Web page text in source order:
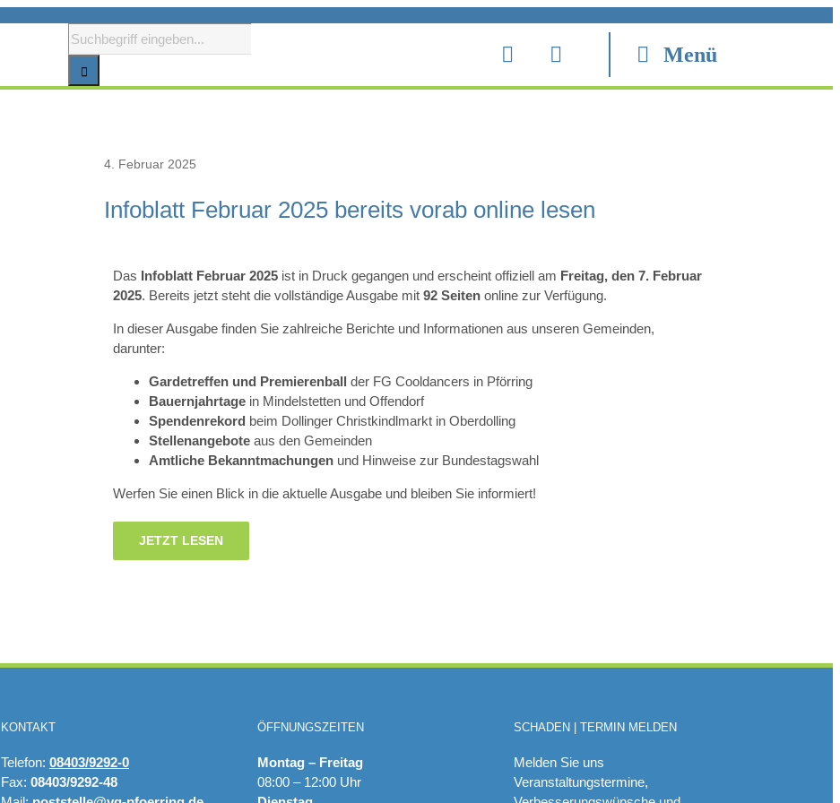
Suche
nach:
Menü
4. Februar 2025
Infoblatt Februar 2025 bereits vorab online lesen
Das Infoblatt Februar 2025 ist in Druck gegangen und erscheint offiziell am Freitag, den 7. Februar
2025. Bereits jetzt steht die vollständige Ausgabe mit92 Seiten online zur Verfügung.
In dieser Ausgabe finden Sie zahlreiche Berichte und Informationen aus unseren Gemeinden,
darunter:
Gardetreffen und Premierenball der FG Cooldancers in Pförring
Bauernjahrtage in Mindelstetten und Offendorf
Spendenrekord beim Dollinger Christkindlmarkt in Oberdolling
Stellenangebote aus den Gemeinden
Amtliche Bekanntmachungen und Hinweise zur Bundestagswahl
Werfen Sie einen Blick in die aktuelle Ausgabe und bleiben Sie informiert!
JETZT LESEN
KONTAKT
Telefon: 08403/9292-0
Fax: 08403/9292-48
ÖFFNUNGSZEITEN
Montag – Freitag
08:00 – 12:00 Uhr
SCHADEN | TERMIN MELDEN
Melden Sie uns
Veranstaltungstermine,